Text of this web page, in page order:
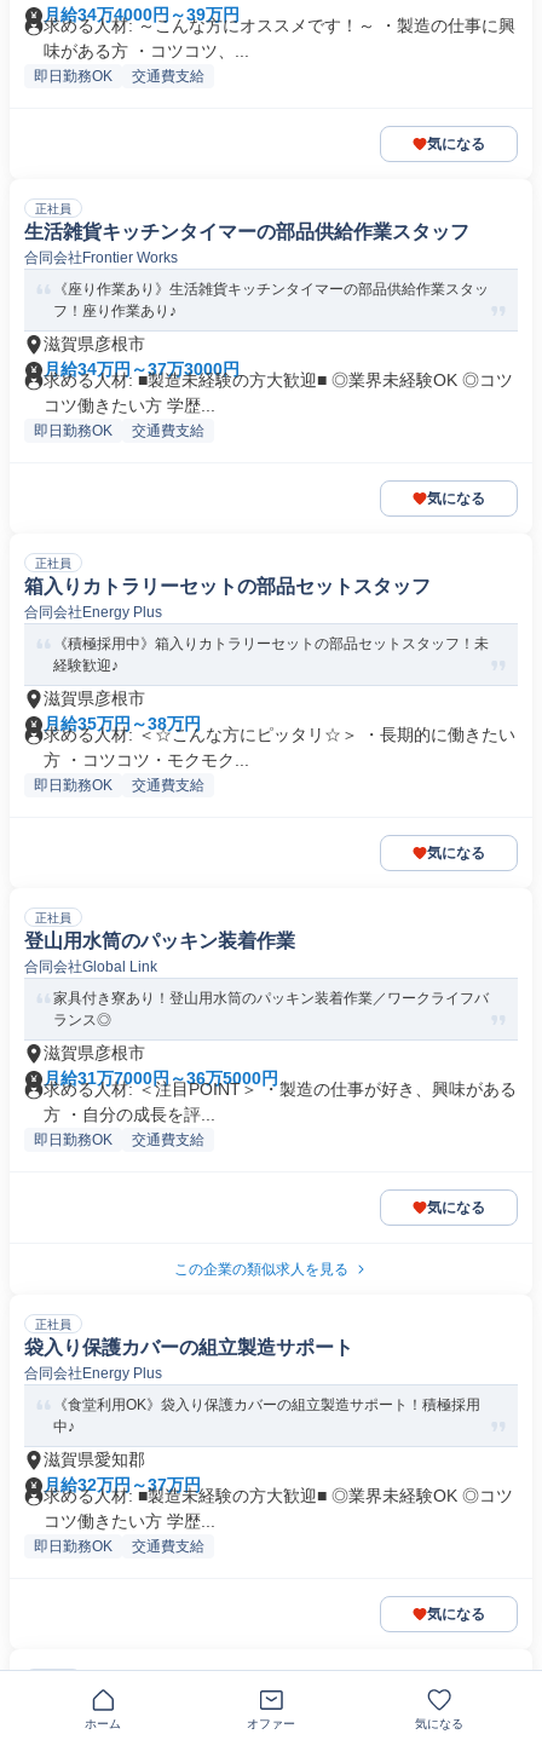
月給34万4000円～39万円
求める人材: ～こんな方にオススメです！～ ・製造の仕事に興
味がある方 ・コツコツ、...
即日勤務OK 交通費支給
気になる
正社員
生活雑貨キッチンタイマーの部品供給作業スタッフ
合同会社Frontier Works
《座り作業あり》生活雑貨キッチンタイマーの部品供給作業スタッ
フ！座り作業あり♪
滋賀県彦根市
月給34万円～37万3000円
求める人材: ■製造未経験の方大歓迎■ ◎業界未経験OK ◎コツ
コツ働きたい方 学歴...
即日勤務OK 交通費支給
気になる
正社員
箱入りカトラリーセットの部品セットスタッフ
合同会社Energy Plus
《積極採用中》箱入りカトラリーセットの部品セットスタッフ！未
経験歓迎♪
滋賀県彦根市
月給35万円～38万円
求める人材: ＜☆こんな方にピッタリ☆＞ ・長期的に働きたい
方 ・コツコツ・モクモク...
即日勤務OK 交通費支給
気になる
正社員
登山用水筒のパッキン装着作業
合同会社Global Link
家具付き寮あり！登山用水筒のパッキン装着作業／ワークライフバ
ランス◎
滋賀県彦根市
月給31万7000円～36万5000円
求める人材: ＜注目POINT＞ ・製造の仕事が好き、興味がある
方 ・自分の成長を評...
即日勤務OK 交通費支給
気になる
この企業の類似求人を見る
正社員
袋入り保護カバーの組立製造サポート
合同会社Energy Plus
《食堂利用OK》袋入り保護カバーの組立製造サポート！積極採用
中♪
滋賀県愛知郡
月給32万円～37万円
求める人材: ■製造未経験の方大歓迎■ ◎業界未経験OK ◎コツ
コツ働きたい方 学歴...
即日勤務OK 交通費支給
気になる
生活雑貨帽子ケースの組立軽作業スタッフ
合同会社Frontier Works
ホーム オファー 気になる